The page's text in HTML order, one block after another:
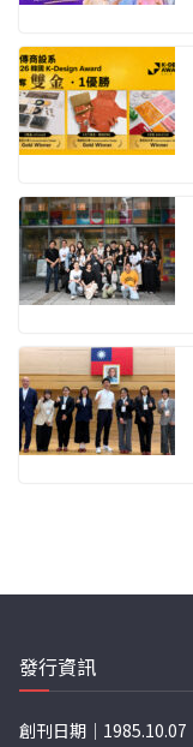
發行資訊
創刊日期｜1985.10.07